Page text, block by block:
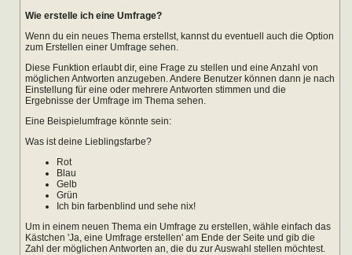
Wie erstelle ich eine Umfrage?
Wenn du ein neues Thema erstellst, kannst du eventuell auch die Option
zum Erstellen einer Umfrage sehen.
Diese Funktion erlaubt dir, eine Frage zu stellen und eine Anzahl von
möglichen Antworten anzugeben. Andere Benutzer können dann je nach
Einstellung für eine oder mehrere Antworten stimmen und die
Ergebnisse der Umfrage im Thema sehen.
Eine Beispielumfrage könnte sein:
Was ist deine Lieblingsfarbe?
Rot
Blau
Gelb
Grün
Ich bin farbenblind und sehe nix!
Um in einem neuen Thema ein Umfrage zu erstellen, wähle einfach das
Kästchen 'Ja, eine Umfrage erstellen' am Ende der Seite und gib die
Zahl der möglichen Antworten an, die du zur Auswahl stellen möchtest.